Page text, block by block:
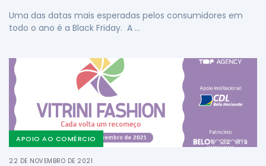
Uma das datas mais esperadas pelos consumidores em
todo o ano é a Black Friday. A …
APOIO AO COMÉRCIO
22 DE NOVEMBRO DE 2021